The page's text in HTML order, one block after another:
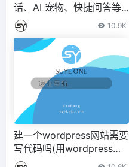
话、AI 宠物、快捷问答等
功能 – IT之家
10.9K
建一个wordpress网站需要
写代码吗(用wordpress建
一个网站)